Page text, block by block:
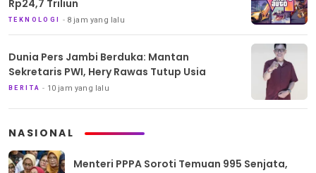
Rp24,7 Triliun
TEKNOLOGI 8 jam yang lalu
Dunia Pers Jambi Berduka: Mantan
Sekretaris PWI, Hery Rawas Tutup Usia
BERITA 10 jam yang lalu
NASIONAL
Menteri PPPA Soroti Temuan 995 Senjata,